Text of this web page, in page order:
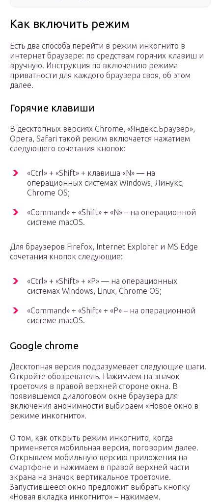
Как включить режим
Есть два способа перейти в режим инкогнито в
интернет браузере: по средствам горячих клавиш и
вручную. Инструкция по включению режима
приватности для каждого браузера своя, об этом
далее.
Горячие клавиши
В десктопных версиях Chrome, «Яндекс.Браузер»,
Opera, Safari такой режим включается нажатием
следующего сочетания кнопок:
«Ctrl» + «Shift» + клавиша «N» — на
операционных системах Windows, Линукс,
Chrome OS;
«Command» + «Shift» + «N» – на операционной
системе macOS.
Для браузеров Firefox, Internet Explorer и MS Edge
сочетания кнопок следующие:
«Ctrl» + «Shift» + «P» — на операционных
системах Windows, Linux, Chrome OS;
«Command» + «Shift» + «P» – на операционной
системе macOS.
Google chrome
Десктопная версия подразумевает следующие шаги.
Откройте обозреватель. Нажимаем на значок
троеточия в правой верхней стороне окна. В
появившемся диалоговом окне браузера для
включения анонимности выбираем «Новое окно в
режиме инкогнито».
О том, как открыть режим инкогнито, когда
применяется мобильная версия, поговорим далее.
Открываем мобильную версию приложения на
смартфоне и нажимаем в правой верхней части
экрана на значок вертикальное троеточие.
Запустившееся окно предложит выбрать кнопку
«Новая вкладка инкогнито» – нажимаем.